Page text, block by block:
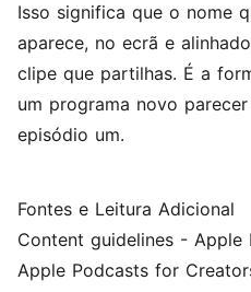
Isso significa que o nome
aparece, no ecrã e
clipe que partilhas. É a
um programa novo
episódio um.
Fontes e Leitura Adicional
Content guidelines -
Apple Podcasts for